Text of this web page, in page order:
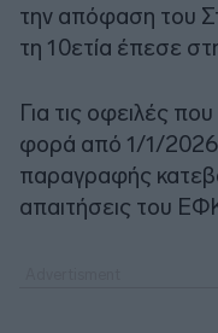
την απόφαση του
τη 10ετία έπεσε
Για τις οφειλές
φορά από 1/1/2026
παραγραφής
απαιτήσεις του